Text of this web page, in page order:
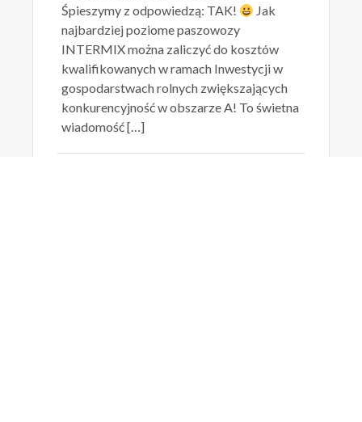
Śpieszymy z odpowiedzą: TAK!
Jak
najbardziej poziome paszowozy
INTERMIX można zaliczyć do kosztów
kwalifikowanych w ramach Inwestycji w
gospodarstwach rolnych zwiększających
konkurencyjność w obszarze A! To świetna
wiadomość […]